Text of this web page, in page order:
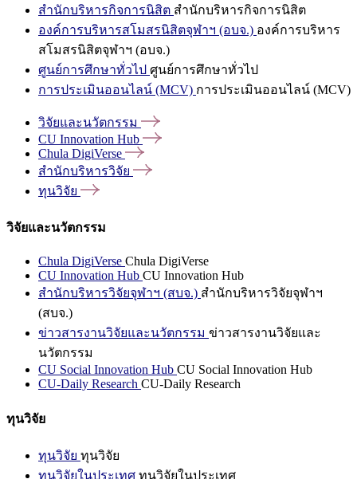
สำนักบริหารกิจการนิสิต สำนักบริหารกิจการนิสิต
องค์การบริหารสโมสรนิสิตจุฬาฯ (อบจ.) องค์การบริหาร
สโมสรนิสิตจุฬาฯ (อบจ.)
ศูนย์การศึกษาทั่วไป ศูนย์การศึกษาทั่วไป
การประเมินออนไลน์ (MCV) การประเมินออนไลน์ (MCV)
วิจัยและนวัตกรรม
CU Innovation Hub
Chula DigiVerse
สำนักบริหารวิจัย
ทุนวิจัย
วิจัยและนวัตกรรม
Chula DigiVerse Chula DigiVerse
CU Innovation Hub CU Innovation Hub
สำนักบริหารวิจัยจุฬาฯ (สบจ.) สำนักบริหารวิจัยจุฬาฯ
(สบจ.)
ข่าวสารงานวิจัยและนวัตกรรม ข่าวสารงานวิจัยและ
นวัตกรรม
CU Social Innovation Hub CU Social Innovation Hub
CU-Daily Research CU-Daily Research
ทุนวิจัย
ทุนวิจัย ทุนวิจัย
ทุนวิจัยในประเทศ ทุนวิจัยในประเทศ